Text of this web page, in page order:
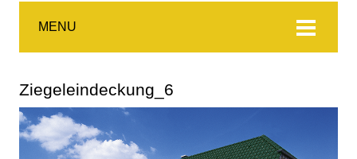
MENU
Ziegeleindeckung_6